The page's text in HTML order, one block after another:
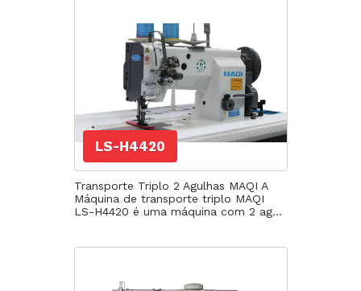
LS-H4420
Transporte Triplo 2 Agulhas MAQI A
Máquina de transporte triplo MAQI
LS-H4420 é uma máquina com 2 ag...